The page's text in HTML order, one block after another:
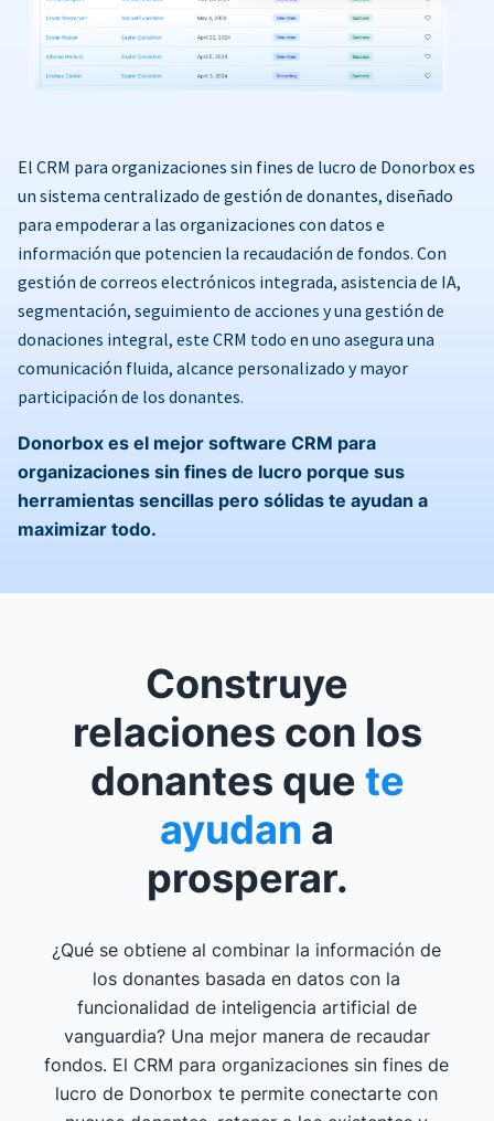
El CRM para organizaciones sin fines de lucro de Donorbox es
un sistema centralizado de gestión de donantes, diseñado
para empoderar a las organizaciones con datos e
información que potencien la recaudación de fondos. Con
gestión de correos electrónicos integrada, asistencia de IA,
segmentación, seguimiento de acciones y una gestión de
donaciones integral, este CRM todo en uno asegura una
comunicación fluida, alcance personalizado y mayor
participación de los donantes.
Donorbox es el mejor software CRM para
organizaciones sin fines de lucro porque sus
herramientas sencillas pero sólidas te ayudan a
maximizar todo.
Construye
relaciones con los
donantes que te
ayudan a
prosperar.
¿Qué se obtiene al combinar la información de
los donantes basada en datos con la
funcionalidad de inteligencia artificial de
vanguardia? Una mejor manera de recaudar
fondos. El CRM para organizaciones sin fines de
lucro de Donorbox te permite conectarte con